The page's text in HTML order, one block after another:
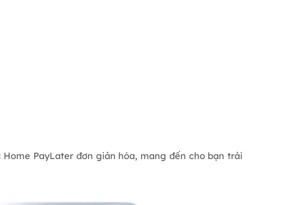
PayLater đơn giản hóa, mang đến cho bạn trải